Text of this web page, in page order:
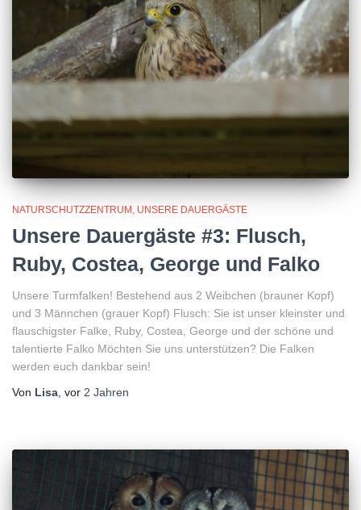
NATURSCHUTZZENTRUM UNSERE DAUERGÄSTE
Unsere Dauergäste #3: Flusch,
Ruby, Costea, George und Falko
Unsere Turmfalken! Bestehend aus 2 Weibchen (brauner Kopf)
und 3 Männchen (grauer Kopf) Flusch: Sie ist unser kleinster und
flauschigster Falke, Ruby, Costea, George und der schöne und
talentierte Falko Möchten Sie uns unterstützen? Die Falken
werden euch dankbar sein!
Von Lisa, vor 2 Jahren